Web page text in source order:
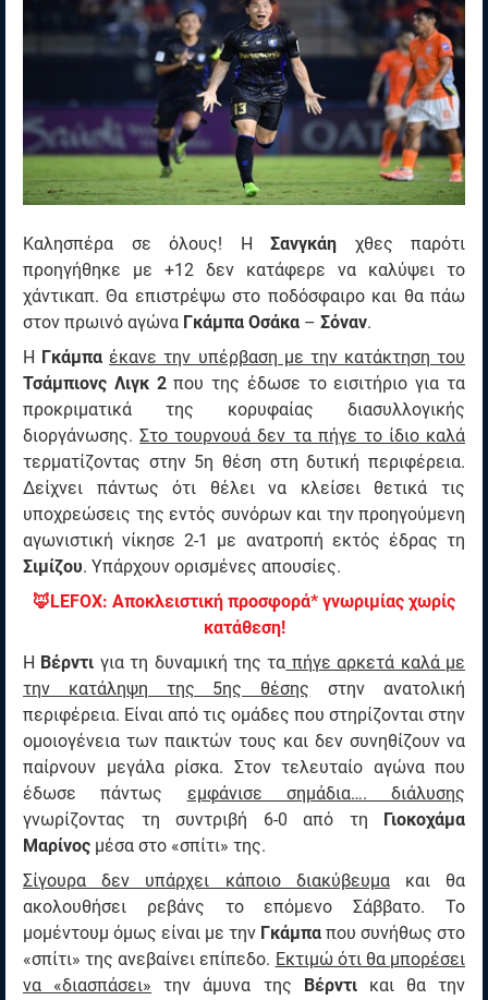
Καλησπέρα σε όλους! Η Σανγκάη χθες παρότι
προηγήθηκε με +12 δεν κατάφερε να καλύψει το
χάντικαπ. Θα επιστρέψω στο ποδόσφαιρο και θα πάω
στον πρωινό αγώνα Γκάμπα Οσάκα – Σόναν.
Η Γκάμπαέκανε την υπέρβαση με την κατάκτηση του
Τσάμπιονς Λιγκ 2που της έδωσε το εισιτήριο για τα
προκριματικά της κορυφαίας διασυλλογικής
διοργάνωσης.Στο τουρνουά δεν τα πήγε το ίδιο καλά
τερματίζοντας στην 5η θέση στη δυτική περιφέρεια.
Δείχνει πάντως ότι θέλει να κλείσει θετικά τις
υποχρεώσεις της εντός συνόρων και την προηγούμενη
αγωνιστική νίκησε 2-1 με ανατροπή εκτός έδρας τη
Σιμίζου. Υπάρχουν ορισμένες απουσίες.
🦊LEFOX: Αποκλειστική προσφορά* γνωριμίας χωρίς
κατάθεση!
Η Βέρντι για τη δυναμική της τα πήγε αρκετά καλά με
την κατάληψη της 5ης θέσης στην ανατολική
περιφέρεια. Είναι από τις ομάδες που στηρίζονται στην
ομοιογένεια των παικτών τους και δεν συνηθίζουν να
παίρνουν μεγάλα ρίσκα. Στον τελευταίο αγώνα που
έδωσε πάντως εμφάνισε σημάδια…. διάλυσης
γνωρίζοντας τη συντριβή 6-0 από τη Γιοκοχάμα
Μαρίνος μέσα στο «σπίτι» της.
Σίγουρα δεν υπάρχει κάποιο διακύβευμακαι θα
ακολουθήσει ρεβάνς το επόμενο Σάββατο. Το
μομέντουμ όμως είναι με την Γκάμπα που συνήθως στο
«σπίτι» της ανεβαίνει επίπεδο. Εκτιμώ ότι θα μπορέσει
να «διασπάσει» την άμυνα της Βέρντικαι θα την